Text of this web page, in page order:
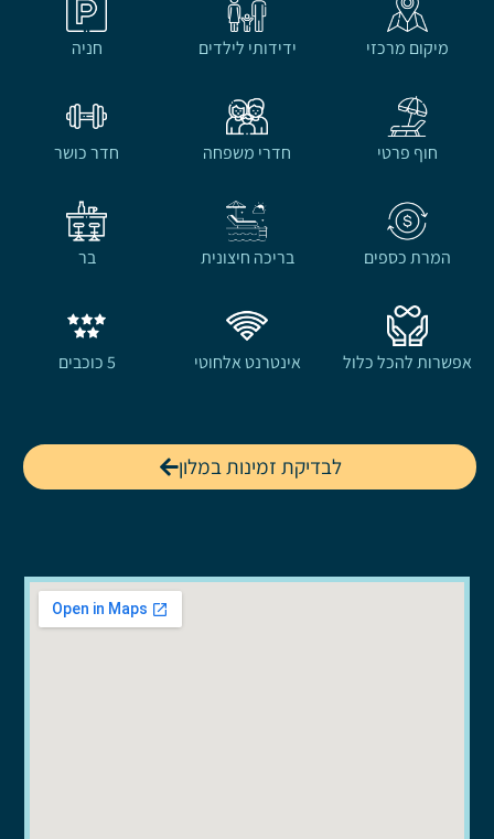
מיקום מרכזי ידידותי לילדים חניה
חוף פרטי חדרי משפחה חדר כושר
המרת כספים בריכה חיצונית בר
אפשרות להכל כלול אינטרנט אלחוטי 5 כוכבים
לבדיקת זמינות במלון